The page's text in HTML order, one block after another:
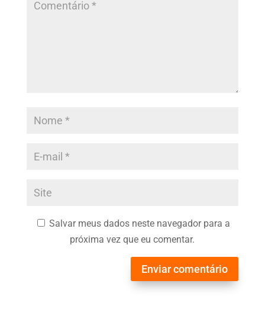
Salvar meus dados neste navegador para a
próxima vez que eu comentar.
Enviar comentário